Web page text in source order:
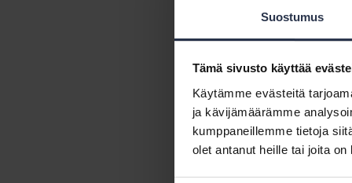
Suostumus
Tämä sivusto käyttää
Käytämme evästeitä
ja kävijämäärämme
kumppaneillemme tietoja
olet antanut heille tai joita